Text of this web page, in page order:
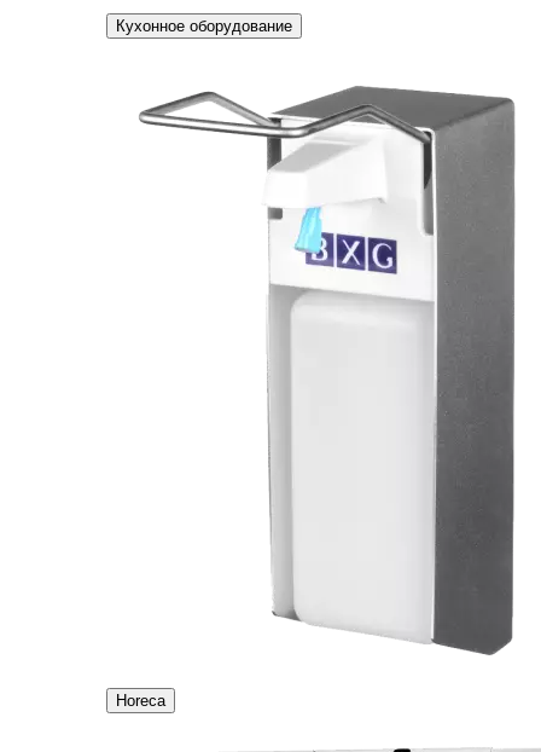
Кухонное оборудование
Horeca